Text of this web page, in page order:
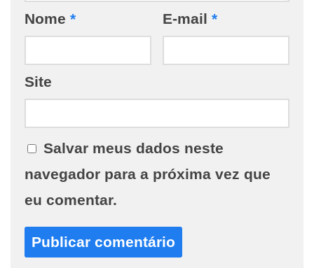
Nome * E-mail *
Site
Salvar meus dados neste
navegador para a próxima vez que
eu comentar.